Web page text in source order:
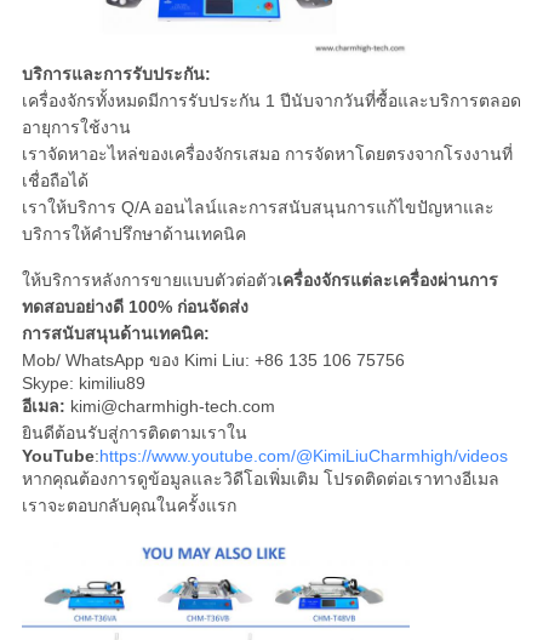
บริการและการรับประกัน:
เครื่องจักรทั้งหมดมีการรับประกัน 1 ปีนับจากวันที่ซื้อและบริการตลอด
อายุการใช้งาน
เราจัดหาอะไหล่ของเครื่องจักรเสมอ การจัดหาโดยตรงจากโรงงานที่
เชื่อถือได้
เราให้บริการ Q/A ออนไลน์และการสนับสนุนการแก้ไขปัญหาและ
บริการให้คำปรึกษาด้านเทคนิค
ให้บริการหลังการขายแบบตัวต่อตัวเครื่องจักรแต่ละเครื่องผ่านการ
ทดสอบอย่างดี 100% ก่อนจัดส่ง
การสนับสนุนด้านเทคนิค:
Mob/ WhatsApp ของ Kimi Liu: +86 135 106 75756
Skype: kimiliu89
อีเมล: kimi@charmhigh-tech.com
ยินดีต้อนรับสู่การติดตามเราใน
YouTube:https://www.youtube.com/@KimiLiuCharmhigh/videos
หากคุณต้องการดูข้อมูลและวิดีโอเพิ่มเติม โปรดติดต่อเราทางอีเมล
เราจะตอบกลับคุณในครั้งแรก